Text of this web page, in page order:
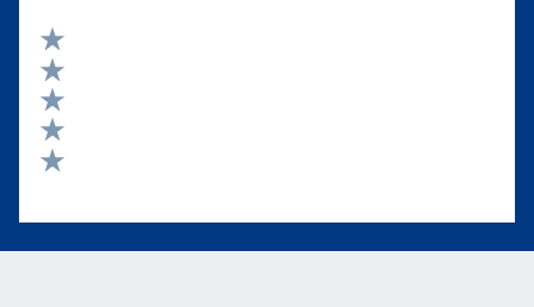
Valuta 5 stelle su 5
Valuta 4 stelle su 5
Valuta 3 stelle su 5
Valuta 2 stelle su 5